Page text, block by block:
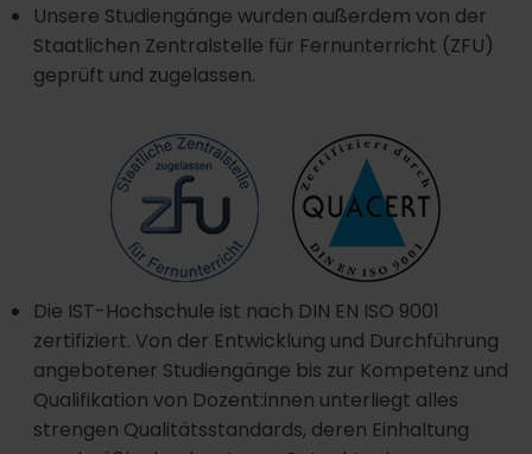
Unsere Studiengänge wurden außerdem von der
Staatlichen Zentralstelle für Fernunterricht (ZFU)
geprüft und zugelassen.
Die IST-Hochschule ist nach DIN EN ISO 9001
zertifiziert. Von der Entwicklung und Durchführung
angebotener Studiengänge bis zur Kompetenz und
Qualifikation von Dozent:innen unterliegt alles
strengen Qualitätsstandards, deren Einhaltung